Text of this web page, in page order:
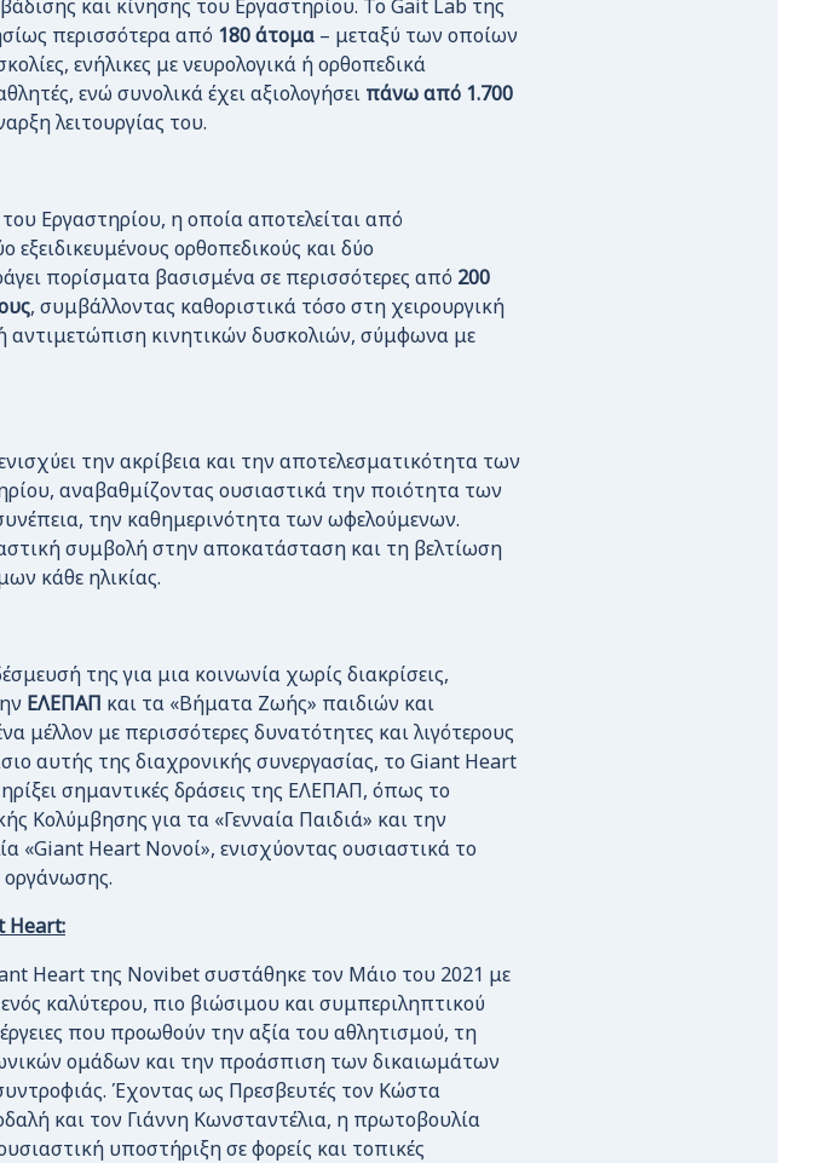
και κίνησης του Εργαστηρίου. Το Gait Lab της
περισσότερα από 180 άτομα – μεταξύ των οποίων
ενήλικες με νευρολογικά ή ορθοπεδικά
ενώ συνολικά έχει αξιολογήσει πάνω από 1.700
λειτουργίας του.
Εργαστηρίου, η οποία αποτελείται από
εξειδικευμένους ορθοπεδικούς και δύο
πορίσματα βασισμένα σε περισσότερες από 200
, συμβάλλοντας καθοριστικά τόσο στη χειρουργική
αντιμετώπιση κινητικών δυσκολιών, σύμφωνα με
την ακρίβεια και την αποτελεσματικότητα των
αναβαθμίζοντας ουσιαστικά την ποιότητα των
την καθημερινότητα των ωφελούμενων.
συμβολή στην αποκατάσταση και τη βελτίωση
κάθε ηλικίας.
της για μια κοινωνία χωρίς διακρίσεις,
ΕΛΕΠΑΠ και τα «Βήματα Ζωής» παιδιών και
μέλλον με περισσότερες δυνατότητες και λιγότερους
αυτής της διαχρονικής συνεργασίας, το Giant Heart
σημαντικές δράσεις της ΕΛΕΠΑΠ, όπως το
Κολύμβησης για τα «Γενναία Παιδιά» και την
«Giant Heart Νονοί», ενισχύοντας ουσιαστικά το
οργάνωσης.
Heart:
Heart της Novibet συστάθηκε τον Μάιο του 2021 με
καλύτερου, πιο βιώσιμου και συμπεριληπτικού
που προωθούν την αξία του αθλητισμού, τη
ομάδων και την προάσπιση των δικαιωμάτων
Έχοντας ως Πρεσβευτές τον Κώστα
και τον Γιάννη Κωνσταντέλια, η πρωτοβουλία
υποστήριξη σε φορείς και τοπικές